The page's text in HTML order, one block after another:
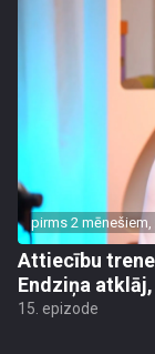
pirms 2 mēnešiem,
Attiecību
Endziņa
15. epizode